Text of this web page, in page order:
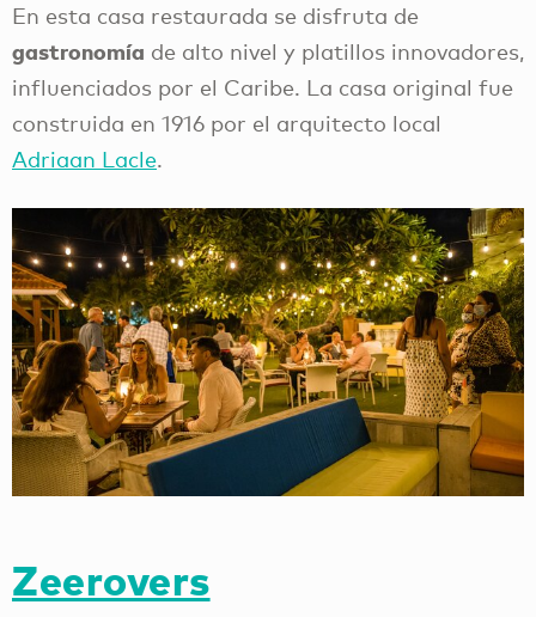
En esta casa restaurada se disfruta de
gastronomía de alto nivel y platillos innovadores,
influenciados por el Caribe. La casa original fue
construida en 1916 por el arquitecto local
Adriaan Lacle.
Zeerovers